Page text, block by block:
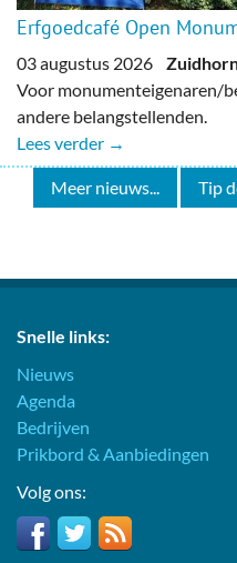
Erfgoedcafé Open
03 augustus 2026
Voor monumenteigenaren/
andere belangstellenden.
Lees verder →
Meer nieuws... Tip
Snelle links:
Nieuws
Agenda
Bedrijven
Prikbord & Aanbiedingen
Volg ons: